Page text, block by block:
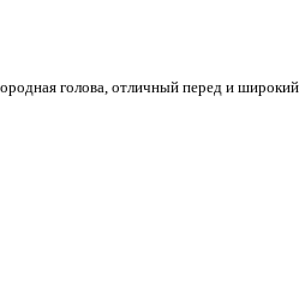
голова, отличный перед и